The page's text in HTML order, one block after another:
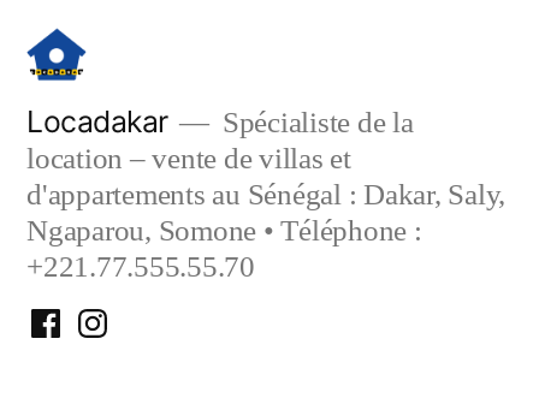
contenu
Locadakar
Spécialiste de la
location – vente de villas et
d'appartements au Sénégal : Dakar, Saly,
Ngaparou, Somone • Téléphone :
+221.77.555.55.70
FacebookInstagram